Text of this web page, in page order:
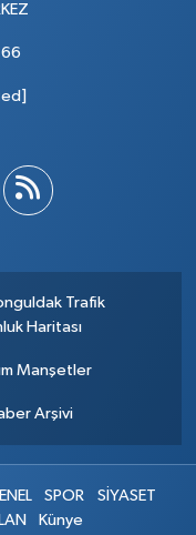
Trafik
Haritası
Manşetler
Arşivi
SPOR
SİYASET
Künye